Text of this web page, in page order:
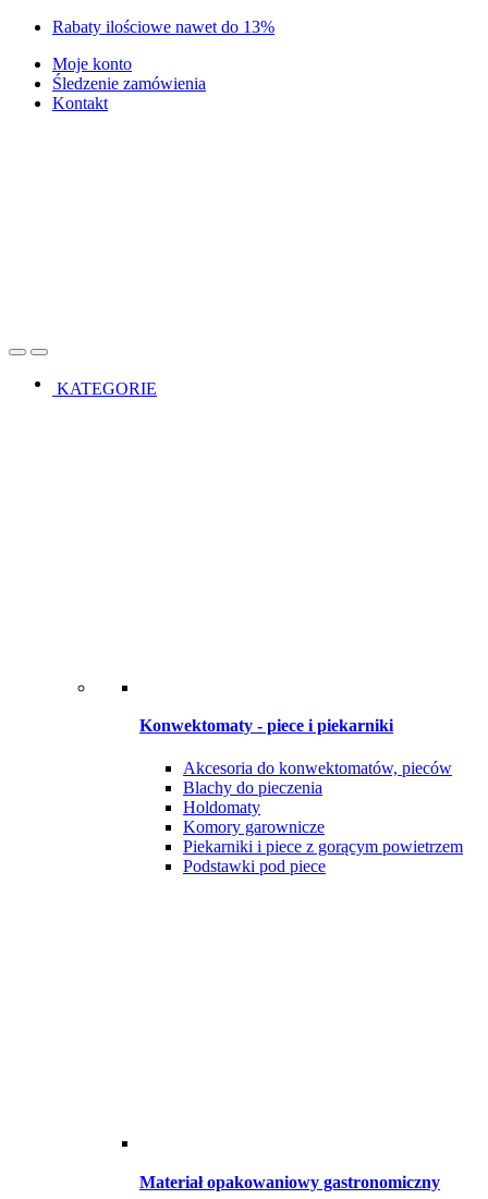
Skip
navigation
Skip
content
Rabaty ilościowe nawet do 13%
Moje konto
Śledzenie zamówienia
Kontakt
OpenClose
KATEGORIE
Konwektomaty - piece i piekarniki
Akcesoria do konwektomatów, pieców
Blachy do pieczenia
Holdomaty
Komory garownicze
Piekarniki i piece z gorącym powietrzem
Podstawki pod piece
Materiał opakowaniowy gastronomiczny